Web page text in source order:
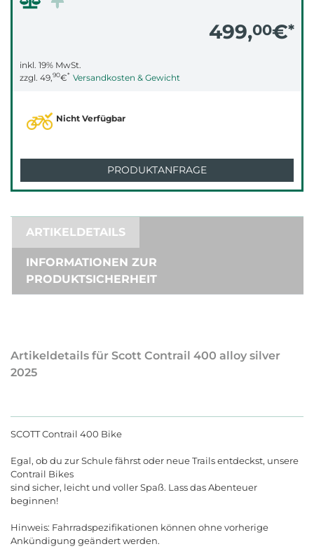
499,00€*
inkl. 19% MwSt.
zzgl. 49,90€* Versandkosten & Gewicht
Nicht Verfügbar
PRODUKTANFRAGE
ARTIKELDETAILS
INFORMATIONEN ZUR
PRODUKTSICHERHEIT
Artikeldetails für Scott Contrail 400 alloy silver
2025
SCOTT Contrail 400 Bike
Egal, ob du zur Schule fährst oder neue Trails entdeckst, unsere
Contrail Bikes
sind sicher, leicht und voller Spaß. Lass das Abenteuer
beginnen!
Hinweis: Fahrradspezifikationen können ohne vorherige
Ankündigung geändert werden.